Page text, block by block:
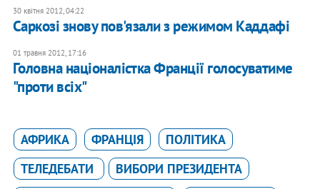
30 квітня 2012, 04:22
Саркозі знову пов'язали з режимом Каддафі
01 травня 2012, 17:16
Головна націоналістка Франції голосуватиме
"проти всіх"
АФРИКА ФРАНЦІЯ
ПОЛІТИКА
ТЕЛЕДЕБАТИ
ВИБОРИ ПРЕЗИДЕНТА